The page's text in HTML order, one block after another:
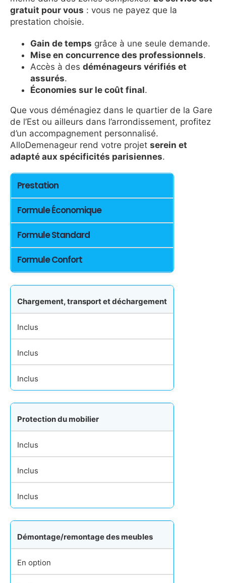
gratuit pour vous : vous ne payez que la
prestation choisie.
Gain de temps grâce à une seule demande.
Mise en concurrence des professionnels.
Accès à des déménageurs vérifiés et
assurés.
Économies sur le coût final.
Que vous déménagiez dans le quartier de la Gare
de l’Est ou ailleurs dans l’arrondissement, profitez
d’un accompagnement personnalisé.
AlloDemenageur rend votre projet serein et
adapté aux spécificités parisiennes.
Prestation
Formule Économique
Formule Standard
Formule Confort
Chargement, transport et déchargement
Inclus
Inclus
Inclus
Protection du mobilier
Inclus
Inclus
Inclus
Démontage/remontage des meubles
En option